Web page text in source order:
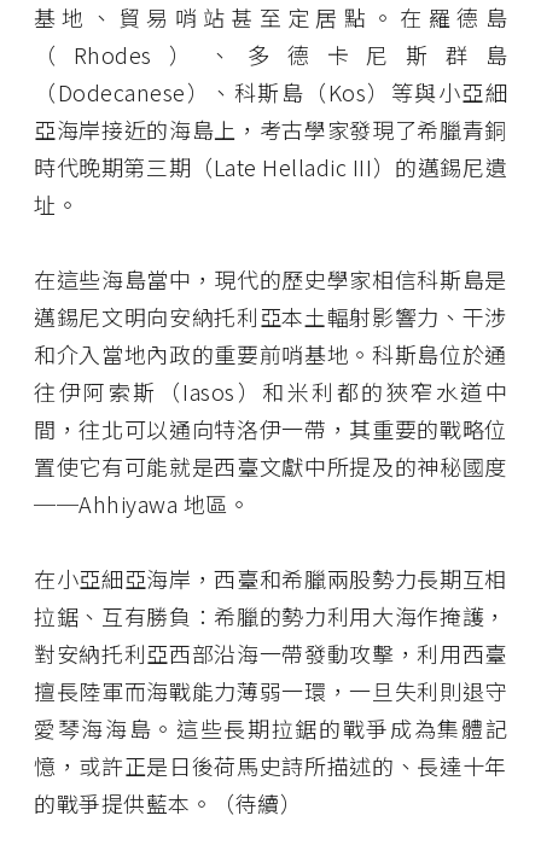
基地、貿易哨站甚至定居點。在羅德島
（Rhodes）、多德卡尼斯群島
（Dodecanese）、科斯島（Kos）等與小亞細
亞海岸接近的海島上，考古學家發現了希臘青銅
時代晚期第三期（Late Helladic III）的邁錫尼遺
址。
在這些海島當中，現代的歷史學家相信科斯島是
邁錫尼文明向安納托利亞本土輻射影響力、干涉
和介入當地內政的重要前哨基地。科斯島位於通
往伊阿索斯（Iasos）和米利都的狹窄水道中
間，往北可以通向特洛伊一帶，其重要的戰略位
置使它有可能就是西臺文獻中所提及的神秘國度
──Ahhiyawa 地區。
在小亞細亞海岸，西臺和希臘兩股勢力長期互相
拉鋸、互有勝負：希臘的勢力利用大海作掩護，
對安納托利亞西部沿海一帶發動攻擊，利用西臺
擅長陸軍而海戰能力薄弱一環，一旦失利則退守
愛琴海海島。這些長期拉鋸的戰爭成為集體記
憶，或許正是日後荷馬史詩所描述的、長達十年
的戰爭提供藍本。（待續）